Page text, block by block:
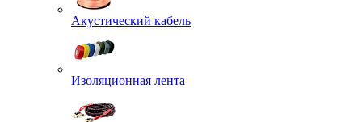
Акустический кабель
Изоляционная лента